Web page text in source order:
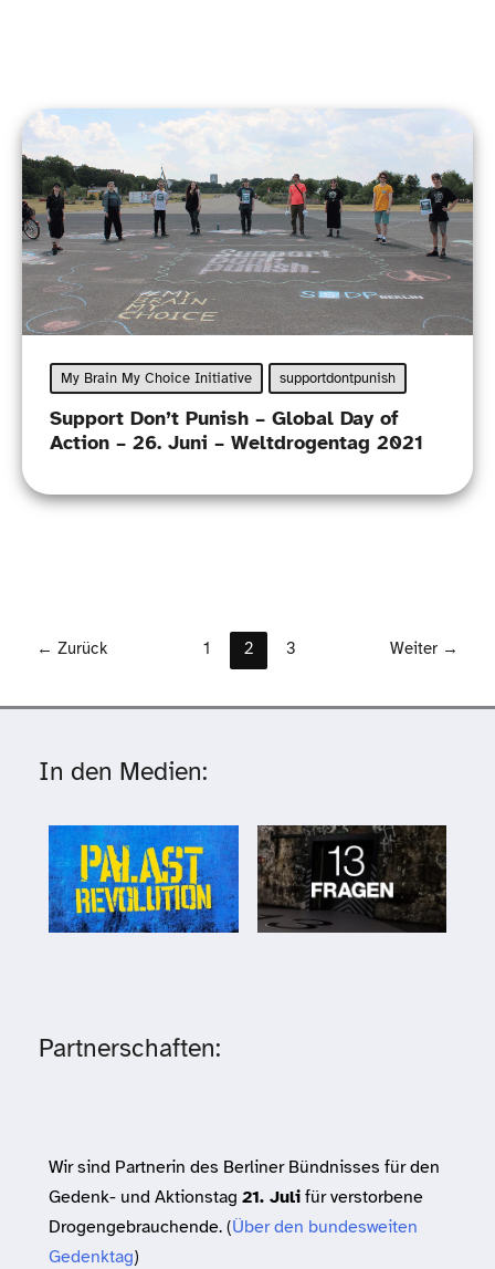
My Brain My Choice Initiative supportdontpunish
Support Don’t Punish – Global Day of
Action – 26. Juni – Weltdrogentag 2021
← Zurück 1 2 3 Weiter →
In den Medien:
Partnerschaften:
Wir sind Partnerin des Berliner Bündnisses für den
Gedenk- und Aktionstag 21. Julifür verstorbene
Drogengebrauchende. (Über den bundesweiten
Gedenktag)